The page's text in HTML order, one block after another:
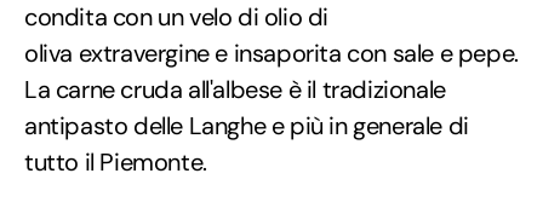
condita con un velo di olio di
oliva extravergine e insaporita con sale e pepe.
La carne cruda all'albese è il tradizionale
antipasto delle Langhe e più in generale di
tutto il Piemonte.